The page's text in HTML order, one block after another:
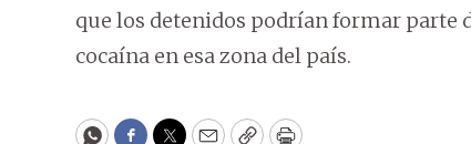
que los detenidos podrían formar parte
cocaína en esa zona del país.